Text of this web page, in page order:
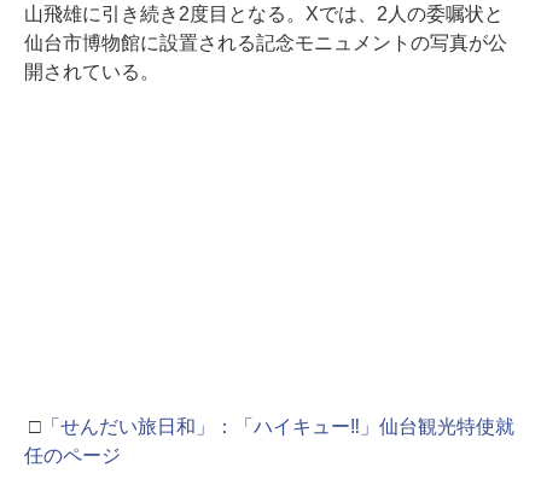
山飛雄に引き続き2度目となる。Xでは、2人の委嘱状と
仙台市博物館に設置される記念モニュメントの写真が公
開されている。
□「せんだい旅日和」：「ハイキュー‼」仙台観光特使就
任のページ